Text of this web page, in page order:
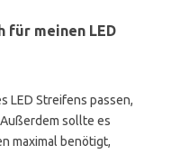
für meinen LED
LED Streifens passen,
sollte es
maximal benötigt,